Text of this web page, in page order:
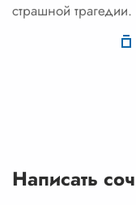
страшной трагедии.
Написать